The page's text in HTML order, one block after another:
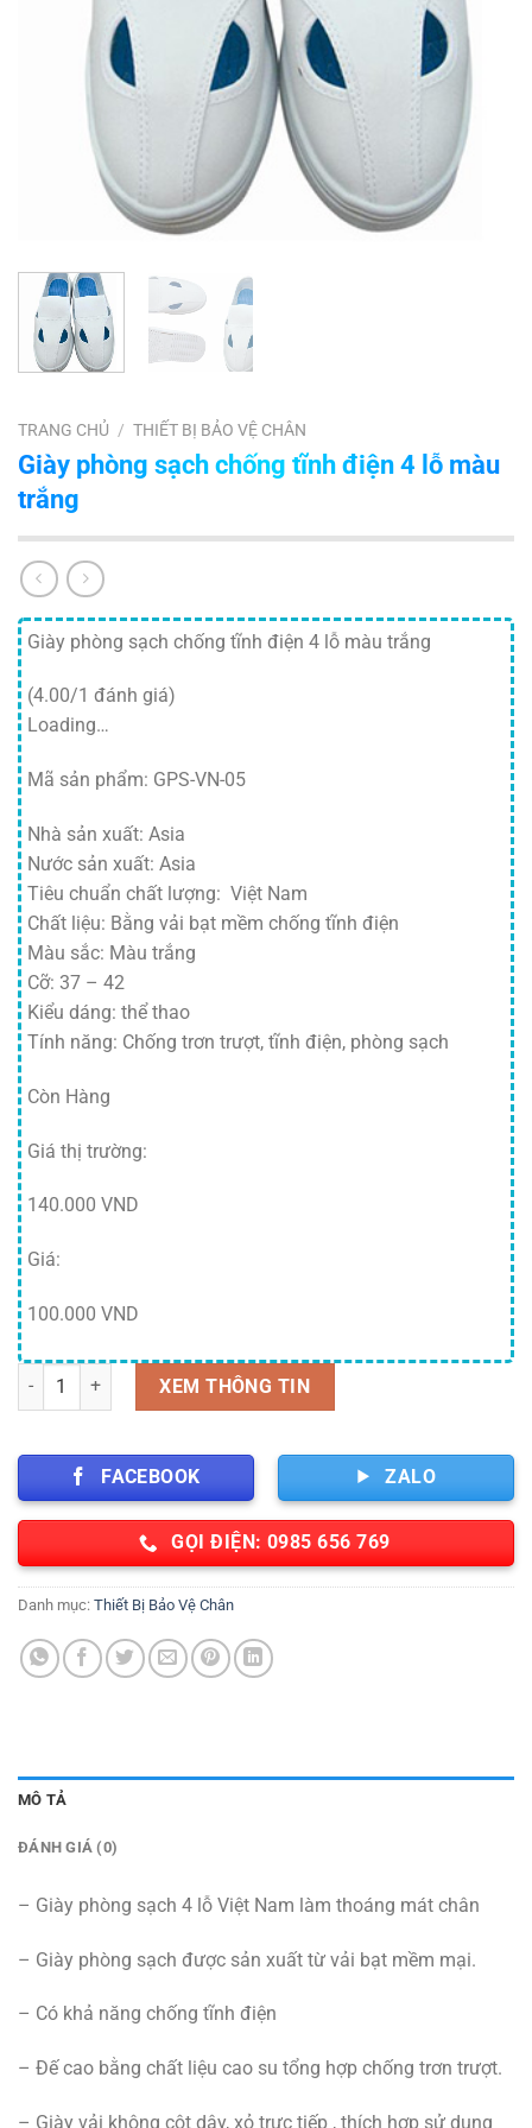
TRANG CHỦ / THIẾT BỊ BẢO VỆ CHÂN
Giày phòng sạch chống tĩnh điện 4 lỗ màu
trắng
Giày phòng sạch chống tĩnh điện 4 lỗ màu trắng
(4.00/1 đánh giá)
Loading…
Mã sản phẩm: GPS-VN-05
Nhà sản xuất: Asia
Nước sản xuất: Asia
Tiêu chuẩn chất lượng: Việt Nam
Chất liệu: Bằng vải bạt mềm chống tĩnh điện
Màu sắc: Màu trắng
Cỡ: 37 – 42
Kiểu dáng: thể thao
Tính năng: Chống trơn trượt, tĩnh điện, phòng sạch
Còn Hàng
Giá thị trường:
140.000 VND
Giá:
100.000 VND
Giày phòng sạch chống tĩnh điện 4 lỗ màu trắng số lượng
XEM THÔNG TIN
FACEBOOK ZALO
GỌI ĐIỆN: 0985 656 769
Danh mục: Thiết Bị Bảo Vệ Chân
MÔ TẢ
ĐÁNH GIÁ (0)
– Giày phòng sạch 4 lỗ Việt Nam làm thoáng mát chân
– Giày phòng sạch được sản xuất từ vải bạt mềm mại.
– Có khả năng chống tĩnh điện
– Đế cao bằng chất liệu cao su tổng hợp chống trơn trượt.
– Giày vải không cột dây, xỏ trực tiếp , thích hợp sử dụng